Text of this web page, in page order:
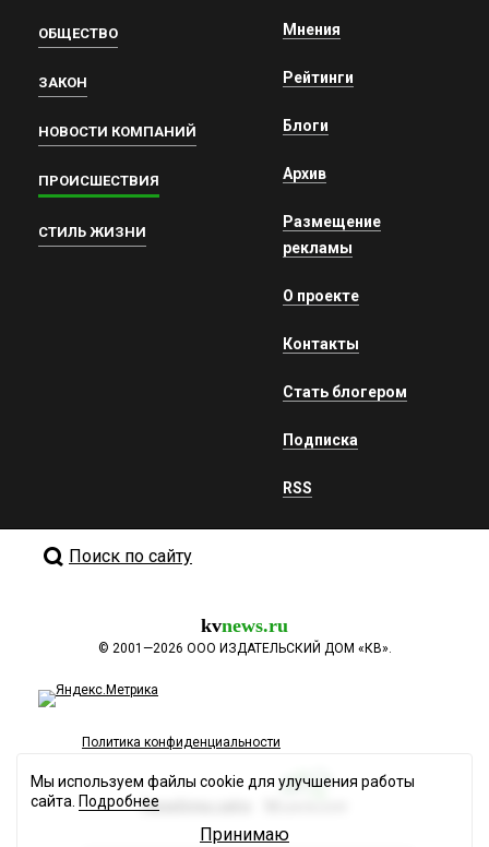
ОБЩЕСТВО
ЗАКОН
НОВОСТИ КОМПАНИЙ
ПРОИСШЕСТВИЯ
СТИЛЬ ЖИЗНИ
Мнения
Рейтинги
Блоги
Архив
Размещение
рекламы
О проекте
Контакты
Стать блогером
Подписка
RSS
Поиск по сайту
kvnews.ru
© 2001—2026 ООО ИЗДАТЕЛЬСКИЙ ДОМ «КВ».
Политика конфиденциальности
Разработка сайта
Мы используем файлы cookie для улучшения работы
сайта. Подробнее
Принимаю